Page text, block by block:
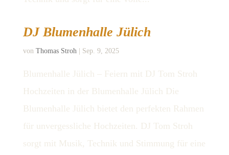
DJ Blumenhalle Jülich
von Thomas Stroh| Sep. 9, 2025
Blumenhalle Jülich – Feiern mit DJ Tom Stroh
Hochzeiten in der Blumenhalle Jülich Die
Blumenhalle Jülich bietet den perfekten Rahmen
für unvergessliche Hochzeiten. DJ Tom Stroh
sorgt mit Musik, Technik und Stimmung für eine